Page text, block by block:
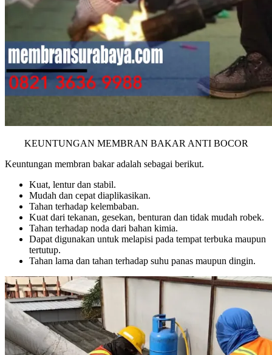
KEUNTUNGAN MEMBRAN BAKAR ANTI BOCOR
Keuntungan membran bakar adalah sebagai berikut.
Kuat, lentur dan stabil.
Mudah dan cepat diaplikasikan.
Tahan terhadap kelembaban.
Kuat dari tekanan, gesekan, benturan dan tidak mudah robek.
Tahan terhadap noda dari bahan kimia.
Dapat digunakan untuk melapisi pada tempat terbuka maupun
tertutup.
Tahan lama dan tahan terhadap suhu panas maupun dingin.